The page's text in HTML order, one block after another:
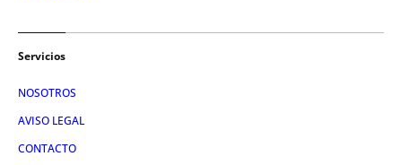
Servicios
NOSOTROS
AVISO LEGAL
CONTACTO